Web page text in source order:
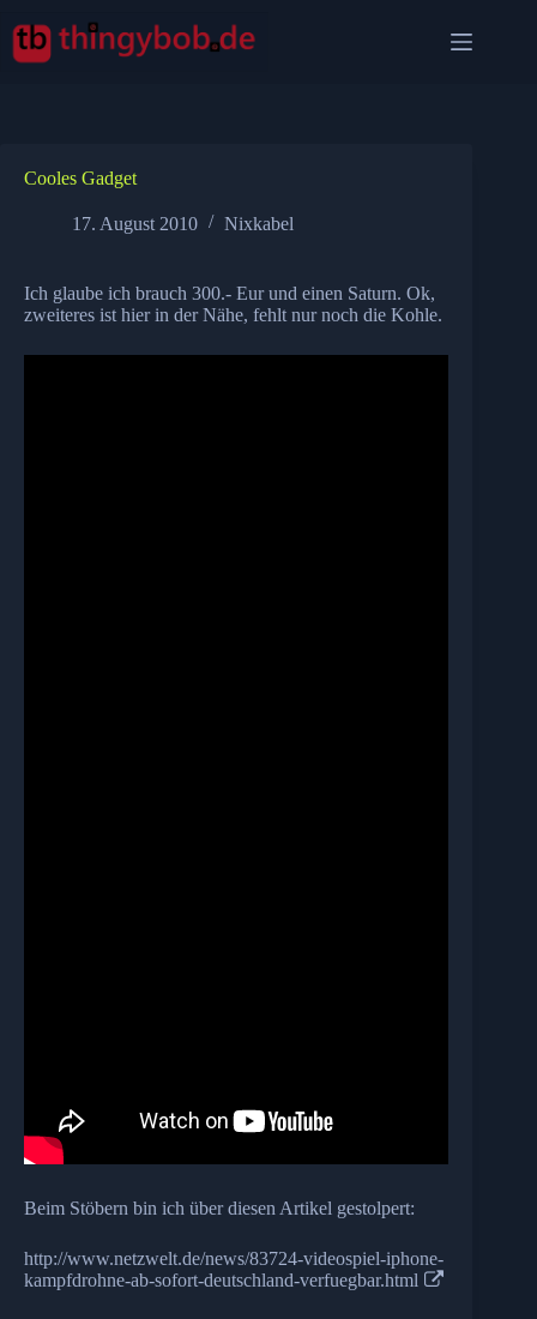
Inhalt
springen
Cooles Gadget
17. August 2010 Nixkabel
Ich glaube ich brauch 300.- Eur und einen Saturn. Ok,
zweiteres ist hier in der Nähe, fehlt nur noch die Kohle.
Beim Stöbern bin ich über diesen Artikel gestolpert:
http://www.netzwelt.de/news/83724-videospiel-iphone-
kampfdrohne-ab-sofort-deutschland-verfuegbar.html